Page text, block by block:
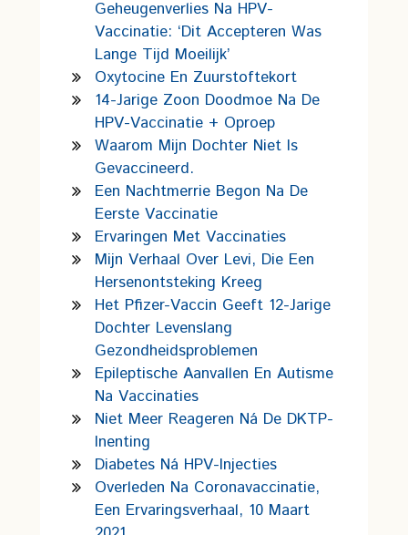
Geheugenverlies Na HPV-
Vaccinatie: ‘Dit Accepteren Was
Lange Tijd Moeilijk’
Oxytocine En Zuurstoftekort
14-Jarige Zoon Doodmoe Na De
HPV-Vaccinatie + Oproep
Waarom Mijn Dochter Niet Is
Gevaccineerd.
Een Nachtmerrie Begon Na De
Eerste Vaccinatie
Ervaringen Met Vaccinaties
Mijn Verhaal Over Levi, Die Een
Hersenontsteking Kreeg
Het Pfizer-Vaccin Geeft 12-Jarige
Dochter Levenslang
Gezondheidsproblemen
Epileptische Aanvallen En Autisme
Na Vaccinaties
Niet Meer Reageren Ná De DKTP-
Inenting
Diabetes Ná HPV-Injecties
Overleden Na Coronavaccinatie,
Een Ervaringsverhaal, 10 Maart